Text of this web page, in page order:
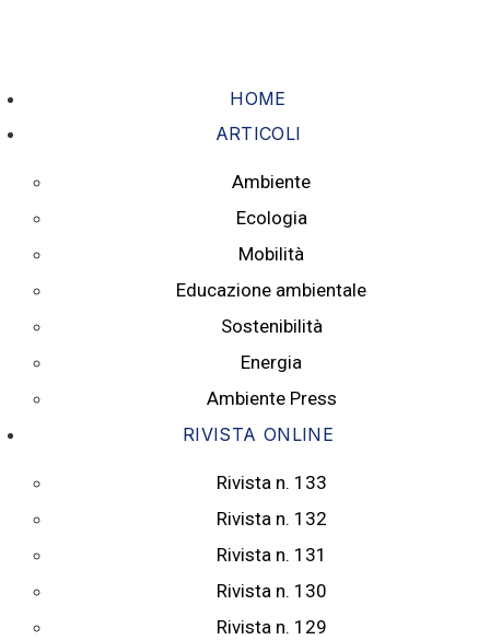
HOME
ARTICOLI
Ambiente
Ecologia
Mobilità
Educazione ambientale
Sostenibilità
Energia
Ambiente Press
RIVISTA ONLINE
Rivista n. 133
Rivista n. 132
Rivista n. 131
Rivista n. 130
Rivista n. 129